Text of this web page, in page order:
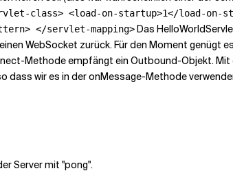
class> <load-on-startup>1</load-
</servlet-mapping>Das
WebSocket zurück. Für den Moment genügt
Methode empfängt ein Outbound-Objekt.
wir es in der onMessage-Methode
Server mit "pong".